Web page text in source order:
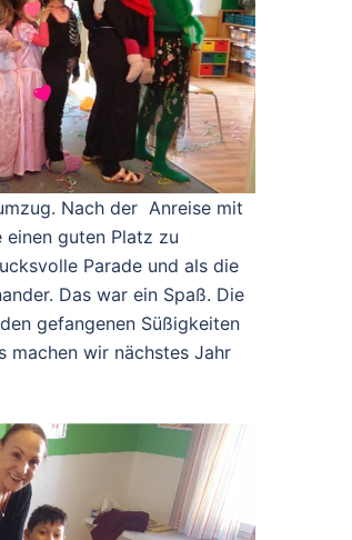
Nach der Anreise mit
einen guten Platz zu
Parade und als die
Das war ein Spaß. Die
gefangenen Süßigkeiten
machen wir nächstes Jahr